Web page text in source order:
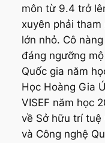
môn từ 9.4 trở
xuyên phải
lớn nhỏ. Cô
đáng ngưỡng
Quốc gia năm
Học Hoàng Gia
VISEF năm học
về Sở hữu trí tuệ
và Công nghệ